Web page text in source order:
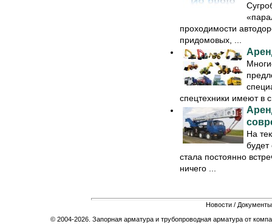
проходимости
придомовых, ...
спецтехники имеют в
На
будет
стала постоянно
ничего ...
Новости / Документы
© 2004-2026. Запорная арматура и трубопроводная арматура от